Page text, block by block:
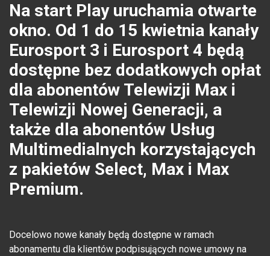
Na start Play uruchamia otwarte
okno. Od 1 do 15 kwietnia kanały
Eurosport 3 i Eurosport 4 będą
dostępne bez dodatkowych opłat
dla abonentów Telewizji Max i
Telewizji Nowej Generacji, a
także dla abonentów Usług
Multimedialnych korzystających
z pakietów Select, Max i Max
Premium.
Docelowo nowe kanały będą dostępne w ramach
abonamentu dla klientów podpisujących nowe umowy na